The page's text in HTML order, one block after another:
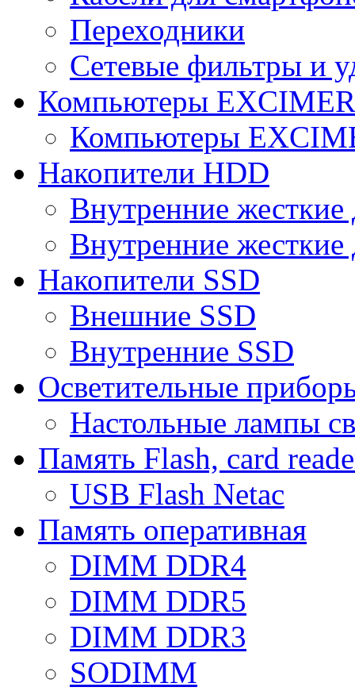
Переходники
Сетевые фильтры и
Компьютеры
Компьютеры
Накопители HDD
Внутренние
Внутренние
Накопители SSD
Внешние SSD
Внутренние SSD
Осветительные
Настольные лампы
Память Flash, card
USB Flash Netac
Память оперативная
DIMM DDR4
DIMM DDR5
DIMM DDR3
SODIMM